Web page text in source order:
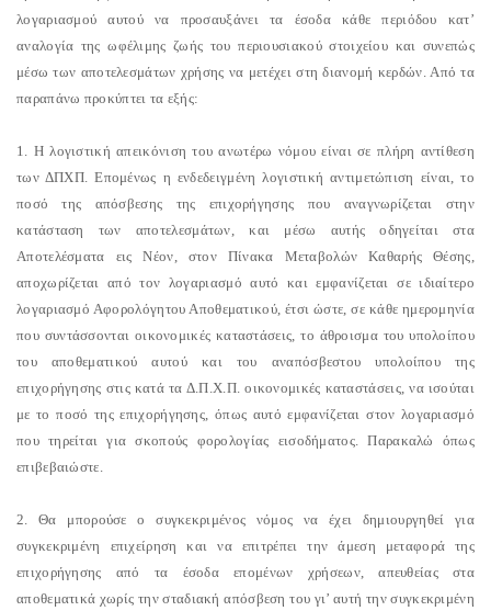
λογαριασμού αυτού να προσαυξάνει τα έσοδα κάθε περιόδου κατ’
αναλογία της ωφέλιμης ζωής του περιουσιακού στοιχείου και συνεπώς
μέσω των αποτελεσμάτων χρήσης να μετέχει στη διανομή κερδών. Από τα
παραπάνω προκύπτει τα εξής:
1. Η λογιστική απεικόνιση του ανωτέρω νόμου είναι σε πλήρη αντίθεση
των ΔΠΧΠ. Επομένως η ενδεδειγμένη λογιστική αντιμετώπιση είναι, το
ποσό της απόσβεσης της επιχορήγησης που αναγνωρίζεται στην
κατάσταση των αποτελεσμάτων, και μέσω αυτής οδηγείται στα
Αποτελέσματα εις Νέον, στον Πίνακα Μεταβολών Kαθαρής Θέσης,
αποχωρίζεται από τον λογαριασμό αυτό και εμφανίζεται σε ιδιαίτερο
λογαριασμό Αφορολόγητου Αποθεματικού, έτσι ώστε, σε κάθε ημερομηνία
που συντάσσονται οικονομικές καταστάσεις, το άθροισμα του υπολοίπου
του αποθεματικού αυτού και του αναπόσβεστου υπολοίπου της
επιχορήγησης στις κατά τα Δ.Π.X.Π. οικονομικές καταστάσεις, να ισούται
με το ποσό της επιχορήγησης, όπως αυτό εμφανίζεται στον λογαριασμό
που τηρείται για σκοπούς φορολογίας εισοδήματος. Παρακαλώ όπως
επιβεβαιώστε.
2. Θα μπορούσε ο συγκεκριμένος νόμος να έχει δημιουργηθεί για
συγκεκριμένη επιχείρηση και να επιτρέπει την άμεση μεταφορά της
επιχορήγησης από τα έσοδα επομένων χρήσεων, απευθείας στα
αποθεματικά χωρίς την σταδιακή απόσβεση του γι’ αυτή την συγκεκριμένη